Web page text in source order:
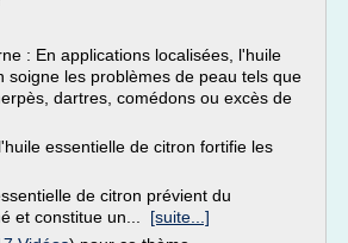
: En applications localisées, l'huile
soigne les problèmes de peau tels que
dartres, comédons ou excès de
essentielle de citron fortifie les
de citron prévient du
et constitue un... [suite...]